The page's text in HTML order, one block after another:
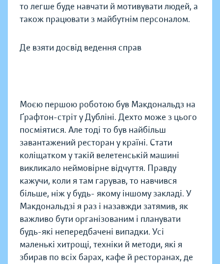
то легше буде навчати й мотивувати людей, а
також працювати з майбутнім персоналом.
Де взяти досвід ведення справ
Моєю першою роботою був Макдональдз на
Ґрафтон-стріт у Дубліні. Дехто може з цього
посміятися. Але тоді то був найбільш
завантажений ресторан у країні. Стати
коліщатком у такій велетенській машині
викликало неймовірне відчуття. Правду
кажучи, коли я там гарував, то навчився
більше, ніж у будь- якому іншому закладі. У
Макдональдзі я раз і назавжди затямив, як
важливо бути організованим і планувати
будь-які непередбачені випадки. Усі
маленькі хитрощі, техніки й методи, які я
збирав по всіх барах, кафе й ресторанах, де